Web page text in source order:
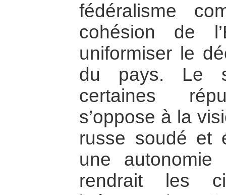
fédéralisme
cohésion de
uniformiser le
du pays. Le
certaines
s’oppose à la
russe soudé et
une autonomie
rendrait les